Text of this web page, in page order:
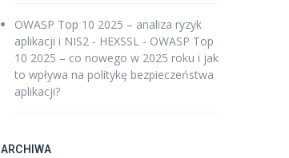
OWASP Top 10 2025 – analiza ryzyk
aplikacji i NIS2 - HEXSSL - OWASP Top
10 2025 – co nowego w 2025 roku i jak
to wpływa na politykę bezpieczeństwa
aplikacji?
ARCHIWA